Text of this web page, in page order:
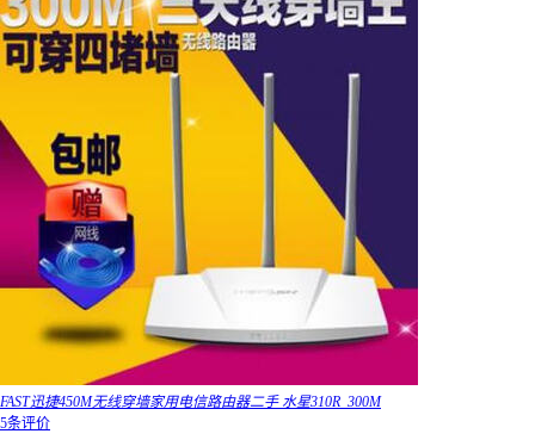
FAST迅捷450M无线穿墙家用电信路由器二手 水星310R_300M
5条评价